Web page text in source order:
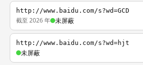
http://www.baidu.com/s?wd=GCD
截至 2026 年 未屏蔽
http://www.baidu.com/s?wd=hjt
未屏蔽